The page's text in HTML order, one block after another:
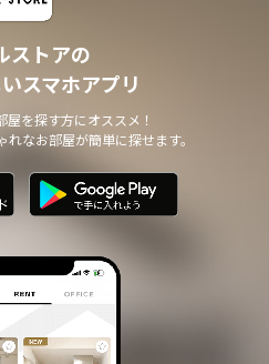
ストアの
スマホアプリ
屋を探す方にオススメ！
なお部屋が簡単に探せます。